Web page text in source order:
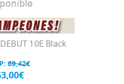
10E Black
69,42€